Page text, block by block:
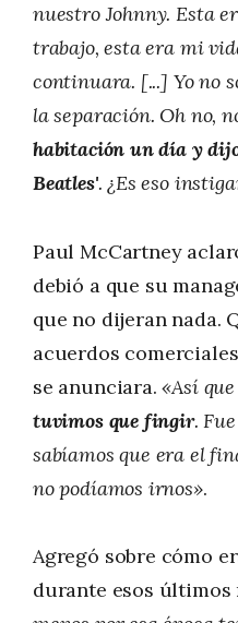
nuestro Johnny. Esta
trabajo, esta era mi
continuara. [...] Yo no
la separación. Oh no,
habitación un día y
Beatles'. ¿Es eso
Paul McCartney
debió a que su
que no dijeran nada.
acuerdos
se anunciara.«Así
tuvimos que fingir.
sabíamos que era el
no podíamos irnos».
Agregó sobre cómo
durante esos